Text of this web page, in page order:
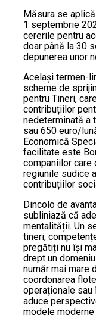
Măsura se
1 septembrie
cererile pentru
doar până la 30
depunerea unor
Același termen-
scheme de
pentru Tineri,
contribuțiilor
nedeterminată a
sau 650 euro/
Economică
facilitate este
companiilor care
regiunile sudice
contribuțiilor
Dincolo de
subliniază că
mentalității. Un
tineri,
pregătiți nu își
drept un
număr mai mare
coordonarea
operaționale sau
aduce
modele